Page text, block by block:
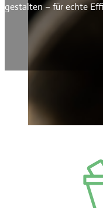
gestalten – für echte